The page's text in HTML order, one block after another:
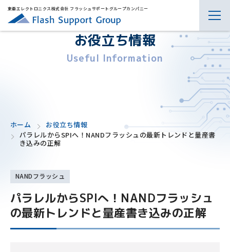
東亜エレクトロニクス株式会社 フラッシュサポートグループカンパニー
お役立ち情報
Useful Information
ホーム
お役立ち情報
パラレルからSPIへ！NANDフラッシュの最新トレンドと量産書
き込みの正解
NANDフラッシュ
パラレルからSPIへ！NANDフラッシュ
の最新トレンドと量産書き込みの正解